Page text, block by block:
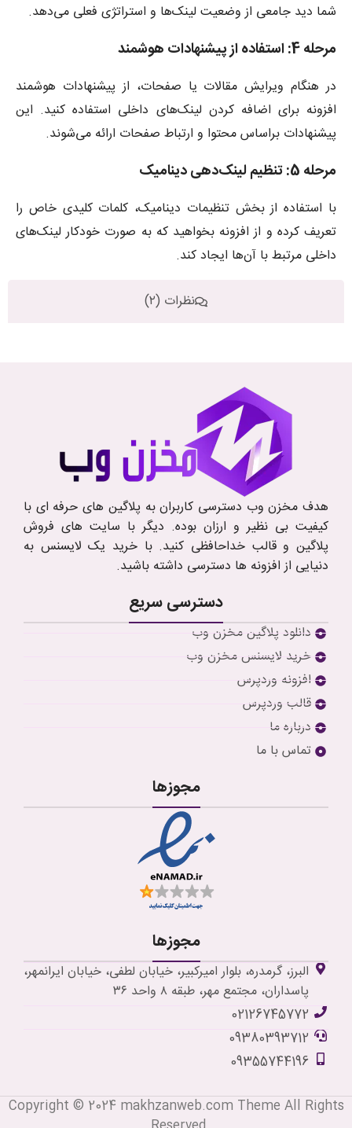
نظرات (۲)
شما دید جامعی از وضعیت لینک‌ها و استراتژی‌ فعلی می‌دهد.
مرحله 4: استفاده از پیشنهادات هوشمند
در هنگام ویرایش مقالات یا صفحات، از پیشنهادات هوشمند
افزونه برای اضافه کردن لینک‌های داخلی استفاده کنید. این
پیشنهادات براساس محتوا و ارتباط صفحات ارائه می‌شوند.
مرحله 5: تنظیم لینک‌دهی دینامیک
با استفاده از بخش تنظیمات دینامیک، کلمات کلیدی خاص را
تعریف کرده و از افزونه بخواهید که به صورت خودکار لینک‌های
داخلی مرتبط با آن‌ها ایجاد کند.
هدف مخزن وب دسترسی کاربران به پلاگین های حرفه ای با
کیفیت بی نظیر و ارزان بوده. دیگر با سایت های فروش
پلاگین و قالب خداحافظی کنید. با خرید یک لایسنس به
دنیایی از افزونه ها دسترسی داشته باشید.
دسترسی سریع
دانلود پلاگین مخزن وب
خرید لایسنس مخزن وب
افزونه وردپرس
قالب وردپرس
درباره ما
تماس با ما
مجوزها
مجوزها
البرز، گرمدره، بلوار امیرکبیر، خیابان لطفی، خیابان ایرانمهر،
پاسداران، مجتمع مهر، طبقه ۸ واحد ۳۶
02126745772
09380393712
09355744196
Copyright © 2024 makhzanweb.com Theme All Rights